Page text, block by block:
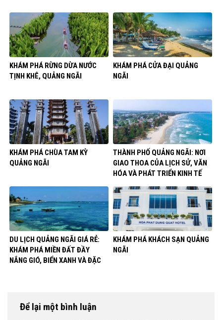
KHÁM PHÁ RỪNG DỪA NƯỚC
TỊNH KHÊ, QUẢNG NGÃI
KHÁM PHÁ CỬA ĐẠI QUẢNG
NGÃI
KHÁM PHÁ CHÙA TAM KỲ
QUẢNG NGÃI
THÀNH PHỐ QUẢNG NGÃI: NƠI
GIAO THOA CỦA LỊCH SỬ, VĂN
HÓA VÀ PHÁT TRIỂN KINH TẾ
DU LỊCH QUẢNG NGÃI GIÁ RẺ:
KHÁM PHÁ MIỀN ĐẤT ĐẦY
NẮNG GIÓ, BIỂN XANH VÀ ĐẶC
KHÁM PHÁ KHÁCH SẠN QUẢNG
NGÃI
Để lại một bình luận